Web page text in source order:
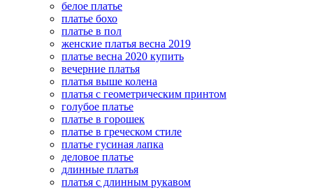
белое платье
платье бохо
платье в пол
женские платья весна 2019
платье весна 2020 купить
вечерние платья
платья выше колена
платья с геометрическим принтом
голубое платье
платье в горошек
платье в греческом стиле
платье гусиная лапка
деловое платье
длинные платья
платья с длинным рукавом